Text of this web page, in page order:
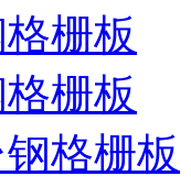
栅板
栅板
格栅板